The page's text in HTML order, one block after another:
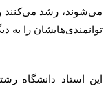
رشد می‌کنند و
را به
استاد دانشگاه